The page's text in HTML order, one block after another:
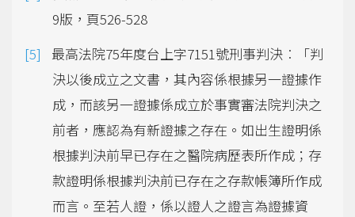
9版，頁526-528
最高法院75年度台上字7151號刑事判決︰「判
決以後成立之文書，其內容係根據另一證據作
成，而該另一證據係成立於事實審法院判決之
前者，應認為有新證據之存在。如出生證明係
根據判決前早已存在之醫院病歷表所作成；存
款證明係根據判決前已存在之存款帳簿所作成
而言。至若人證，係以證人之證言為證據資